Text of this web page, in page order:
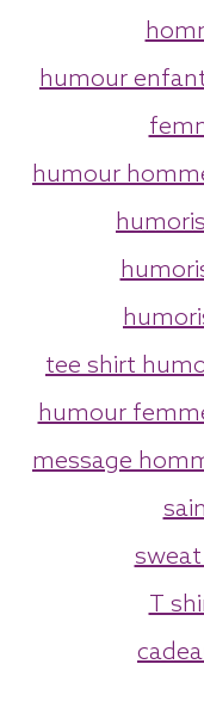
humour
humour
tee shirt
humour
message
T